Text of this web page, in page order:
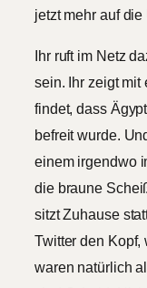
jetzt mehr auf
Ihr ruft im Netz
sein. Ihr zeigt mit
findet, dass
befreit wurde.
einem irgendwo
die braune
sitzt Zuhause
Twitter den Kopf,
waren natürlich